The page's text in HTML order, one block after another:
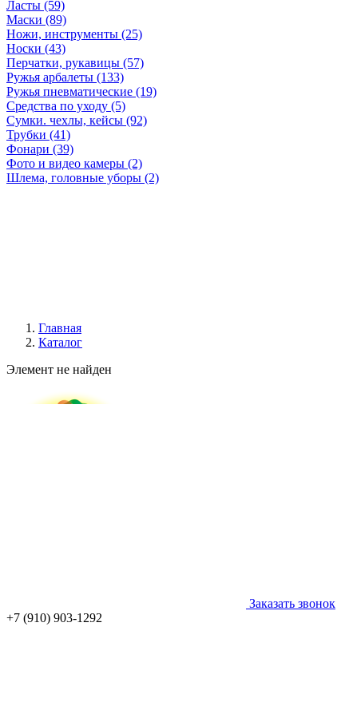
Ласты (59)
Маски (89)
Ножи, инструменты (25)
Носки (43)
Перчатки, рукавицы (57)
Ружья арбалеты (133)
Ружья пневматические (19)
Средства по уходу (5)
Сумки. чехлы, кейсы (92)
Трубки (41)
Фонари (39)
Фото и видео камеры (2)
Шлема, головные уборы (2)
Главная
Каталог
Элемент не найден
Заказать звонок
+7 (910) 903-1292